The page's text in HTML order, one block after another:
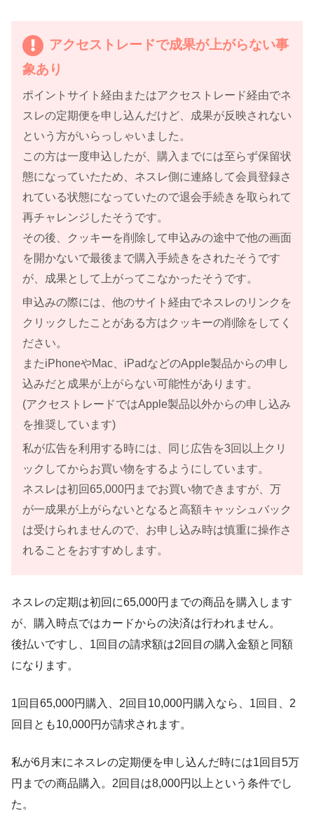
アクセストレードで成果が上がらない事
象あり
ポイントサイト経由またはアクセストレード経由でネ
スレの定期便を申し込んだけど、成果が反映されない
という方がいらっしゃいました。
この方は一度申込したが、購入までには至らず保留状
態になっていたため、ネスレ側に連絡して会員登録さ
れている状態になっていたので退会手続きを取られて
再チャレンジしたそうです。
その後、クッキーを削除して申込みの途中で他の画面
を開かないで最後まで購入手続きをされたそうです
が、成果として上がってこなかったそうです。
申込みの際には、他のサイト経由でネスレのリンクを
クリックしたことがある方はクッキーの削除をしてく
ださい。
またiPhoneやMac、iPadなどのApple製品からの申し
込みだと成果が上がらない可能性があります。
(アクセストレードではApple製品以外からの申し込み
を推奨しています)
私が広告を利用する時には、同じ広告を3回以上クリ
ックしてからお買い物をするようにしています。
ネスレは初回65,000円までお買い物できますが、万
が一成果が上がらないとなると高額キャッシュバック
は受けられませんので、お申し込み時は慎重に操作さ
れることをおすすめします。
ネスレの定期は初回に65,000円までの商品を購入します
が、購入時点ではカードからの決済は行われません。
後払いですし、1回目の請求額は2回目の購入金額と同額
になります。
1回目65,000円購入、2回目10,000円購入なら、1回目、2
回目とも10,000円が請求されます。
私が6月末にネスレの定期便を申し込んだ時には1回目5万
円までの商品購入。2回目は8,000円以上という条件でし
た。